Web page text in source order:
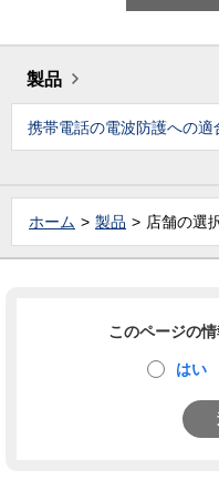
製品
携帯電話の電波防護への適
ホーム 製品 店舗の選
このページの
はい